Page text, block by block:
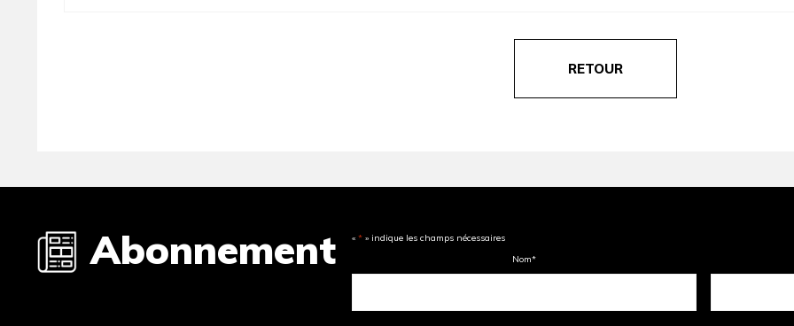
RETOUR
Abonnement « * » indique les champs nécessaires
Nom*